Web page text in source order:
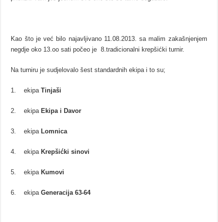
Kao što je već bilo najavljivano 11.08.2013. sa malim zakašnjenjem
negdje oko 13.oo sati počeo je 8.tradicionalni krepšićki turnir.
Na turniru je sudjelovalo šest standardnih ekipa i to su;
1. ekipaTinjaši
2. ekipa Ekipa i Davor
3. ekipa Lomnica
4. ekipa Krepšićki sinovi
5. ekipa Kumovi
6. ekipaGeneracija 63-64